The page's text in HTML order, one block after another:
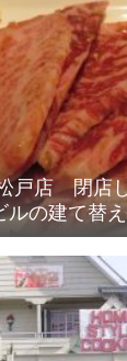
戸店 閉店
ルの建て替